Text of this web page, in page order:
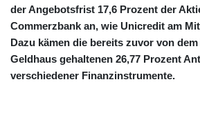
der Angebotsfrist 17,6 Prozent der
Commerzbank an, wie Unicredit am
Dazu kämen die bereits zuvor von
Geldhaus gehaltenen 26,77 Prozent
verschiedener Finanzinstrumente.